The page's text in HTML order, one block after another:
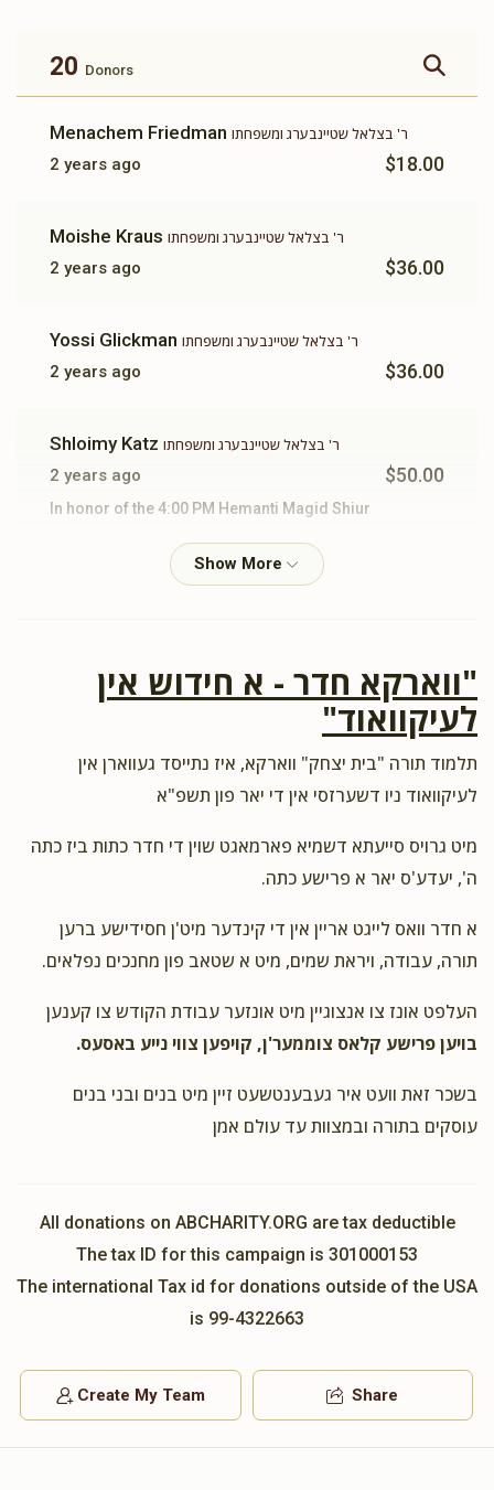
$180.00
20 Donors
Menachem Friedman ר' בצלאל שטיינבערג ומשפחתו
2 years ago
$18.00
Moishe Kraus ר' בצלאל שטיינבערג ומשפחתו
2 years ago
$36.00
Yossi Glickman ר' בצלאל שטיינבערג ומשפחתו
2 years ago
$36.00
Shloimy Katz ר' בצלאל שטיינבערג ומשפחתו
2 years ago
$50.00
In honor of the 4:00 PM Hemanti Magid Shiur
Tzvi Grossmanר' בצלאל שטיינבערג ומשפחתו
Ari Jacobowitz
ר' בצלאל שטיינבערג ומשפחתו
$36.00
Sheldon Wernerר' בצלאל שטיינבערג ומשפחתו
ר' בצלאל שטיינבערג ומשפחתו
2 years ago
$18.00
"ווארקא חדר - א חידוש אין
לעיקוואוד"
תלמוד תורה "בית יצחק" ווארקא, איז נתייסד געווארן אין
לעיקוואוד ניו דשערזסי אין די יאר פון תשפ"א
מיט גרויס סייעתא דשמיא פארמאגט שוין די חדר כתות ביז כתה
ה', יעדע'ס יאר א פרישע כתה.
א חדר וואס לייגט אריין אין די קינדער מיט'ן חסידישע ברען
תורה, עבודה, ויראת שמים, מיט א שטאב פון מחנכים נפלאים.
העלפט אונז צו אנצוגיין מיט אונזער עבודת הקודש צו קענען
בויען פרישע קלאס צוממער'ן, קויפען צווי נייע באסעס.
בשכר זאת וועט איר געבענטשעט זיין מיט בנים ובני בנים
עוסקים בתורה ובמצוות עד עולם אמן
All donations on ABCHARITY.ORG are tax deductible
The tax ID for this campaign is 301000153
The international Tax id for donations outside of the USA
is 99-4322663
Create My Team Share